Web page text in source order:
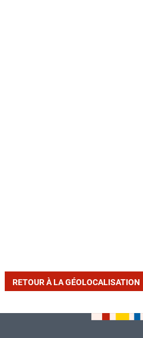
RETOUR À LA GÉOLOCALISATION